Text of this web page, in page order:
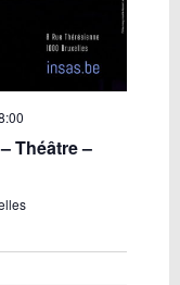
Théâtre –